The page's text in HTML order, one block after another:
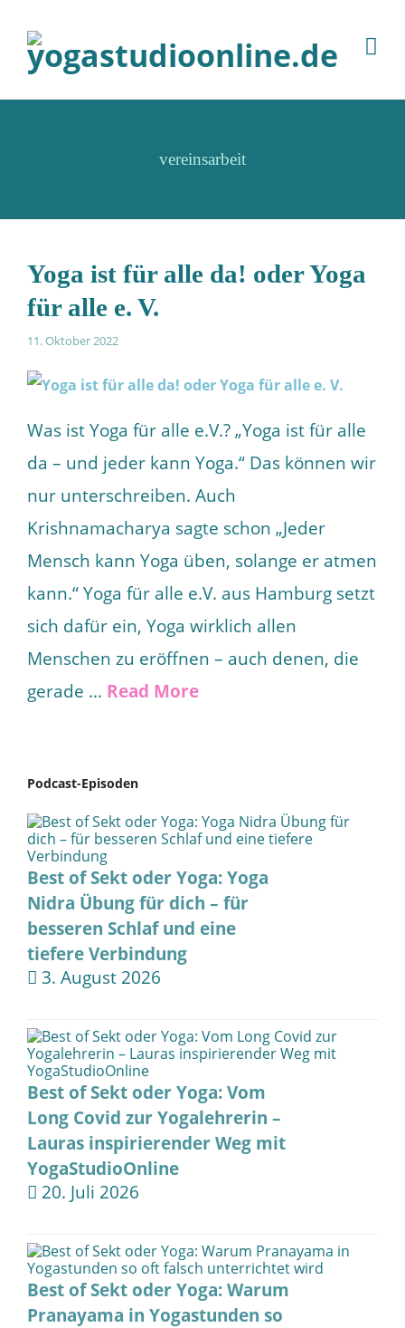
vereinsarbeit
Yoga ist für alle da! oder Yoga
für alle e. V.
11. Oktober 2022
Was ist Yoga für alle e.V.? „Yoga ist für alle
da – und jeder kann Yoga.“ Das können wir
nur unterschreiben. Auch
Krishnamacharya sagte schon „Jeder
Mensch kann Yoga üben, solange er atmen
kann.“ Yoga für alle e.V. aus Hamburg setzt
sich dafür ein, Yoga wirklich allen
Menschen zu eröffnen – auch denen, die
gerade … Read More
Podcast-Episoden
Best of Sekt oder Yoga: Yoga
Nidra Übung für dich – für
besseren Schlaf und eine
tiefere Verbindung
3. August 2026
Best of Sekt oder Yoga: Vom
Long Covid zur Yogalehrerin –
Lauras inspirierender Weg mit
YogaStudioOnline
20. Juli 2026
Best of Sekt oder Yoga: Warum
Pranayama in Yogastunden so